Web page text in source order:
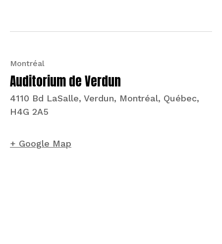
Montréal
Auditorium de Verdun
4110 Bd LaSalle, Verdun, Montréal, Québec,
H4G 2A5
+ Google Map